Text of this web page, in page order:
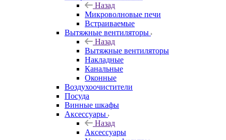
Назад
Микроволновые печи
Встраиваемые
Вытяжные вентиляторы
Назад
Вытяжные вентиляторы
Накладные
Канальные
Оконные
Воздухоочистители
Посуда
Винные шкафы
Аксессуары
Назад
Аксессуары